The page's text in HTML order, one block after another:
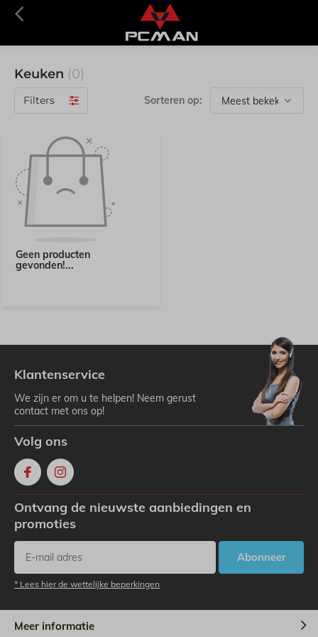
Keuken (0)
Filters Sorteren op:
Geen producten
gevonden!...
Klantenservice
We zijn er om u te helpen! Neem gerust
contact met ons op!
Volg ons
Ontvang de nieuwste aanbiedingen en
promoties
Abonneer
* Lees hier de wettelijke beperkingen
Meer informatie